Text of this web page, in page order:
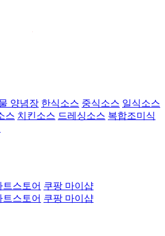
양념장 한식소스 중식소스 일식소스
스 치킨소스 드레싱소스 복합조미식
트스토어 쿠팡 마이샵
트스토어 쿠팡 마이샵